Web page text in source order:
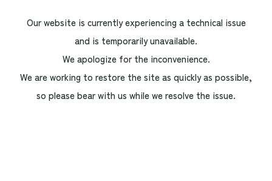
Our website is currently experiencing a technical issue
and is temporarily unavailable.
We apologize for the inconvenience.
We are working to restore the site as quickly as possible,
so please bear with us while we resolve the issue.